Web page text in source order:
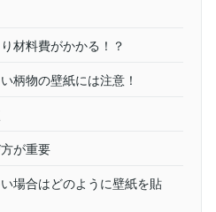
材料費がかかる！？
柄物の壁紙には注意！
が重要
場合はどのように壁紙を貼